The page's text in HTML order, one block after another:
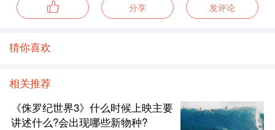
分享 发评论
猜你喜欢
相关推荐
《侏罗纪世界3》什么时候上映主要
讲述什么?会出现哪些新物种?